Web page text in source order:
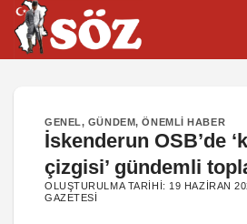
İçeriğe
atla
GENEL, GÜNDEM,ÖNEMLI HABER
İskenderun OSB’de
çizgisi’ gündemli
OLUŞTURULMA TARIHI: 19 HAZIRAN
GAZETESI